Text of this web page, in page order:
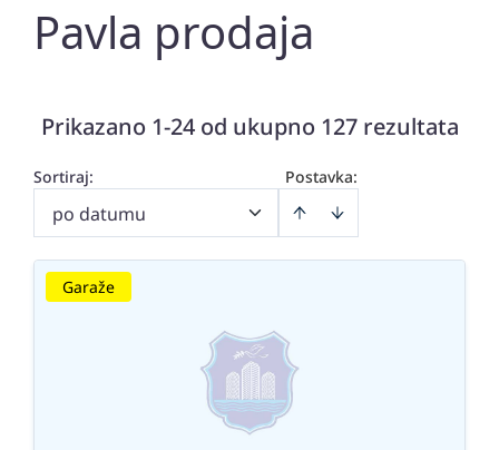
Pavla prodaja
Prikazano 1-24 od ukupno 127 rezultata
Postavka:
Sortiraj:
po datumu
Garaže